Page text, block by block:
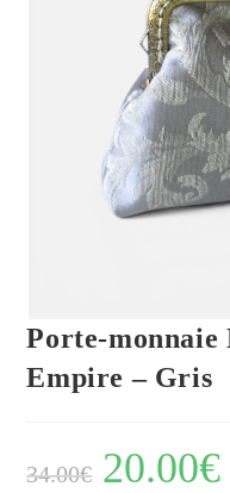
Porte-
Empire – Gris
34.00€ 20.00€